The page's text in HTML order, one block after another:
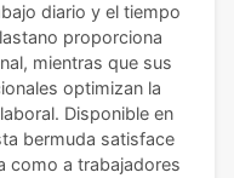
diario y el tiempo
proporciona
mientras que sus
optimizan la
Disponible en
bermuda satisface
como a trabajadores